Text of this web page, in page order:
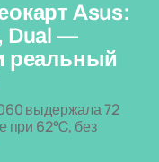
Asus:
Dual —
реальный
выдержала 72
при 62°C, без